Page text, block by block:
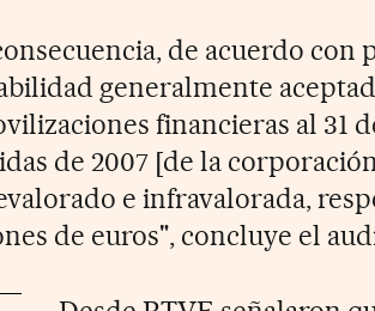
de acuerdo con
generalmente
financieras al 31
de 2007 [de la
e infravalorada,
de euros", concluye el